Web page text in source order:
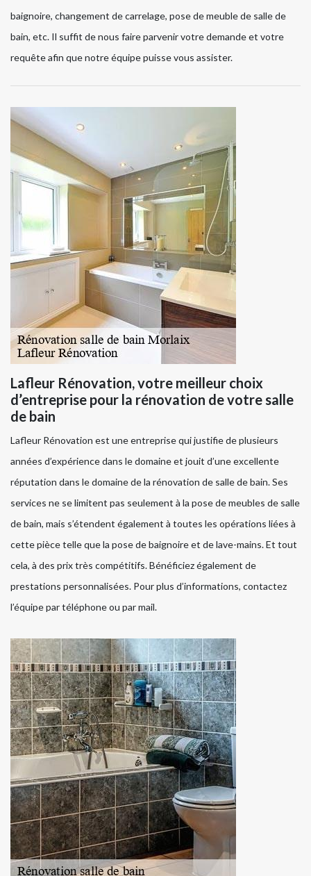
baignoire, changement de carrelage, pose de meuble de salle de
bain, etc. Il suffit de nous faire parvenir votre demande et votre
requête afin que notre équipe puisse vous assister.
Lafleur Rénovation, votre meilleur choix
d’entreprise pour la rénovation de votre salle
de bain
Lafleur Rénovation est une entreprise qui justifie de plusieurs
années d’expérience dans le domaine et jouit d’une excellente
réputation dans le domaine de la rénovation de salle de bain. Ses
services ne se limitent pas seulement à la pose de meubles de salle
de bain, mais s’étendent également à toutes les opérations liées à
cette pièce telle que la pose de baignoire et de lave-mains. Et tout
cela, à des prix très compétitifs. Bénéficiez également de
prestations personnalisées. Pour plus d’informations, contactez
l’équipe par téléphone ou par mail.